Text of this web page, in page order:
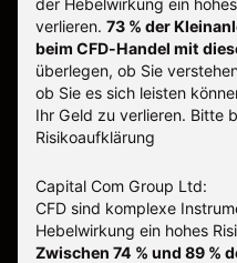
verlieren. 73 % der
beim CFD-Handel mit
überlegen, ob Sie
ob Sie es sich leisten
Ihr Geld zu verlieren. Bitte
Risikoaufklärung
Capital Com Group Ltd:
CFD sind komplexe
Hebelwirkung ein hohes
Zwischen 74 % und 89 %